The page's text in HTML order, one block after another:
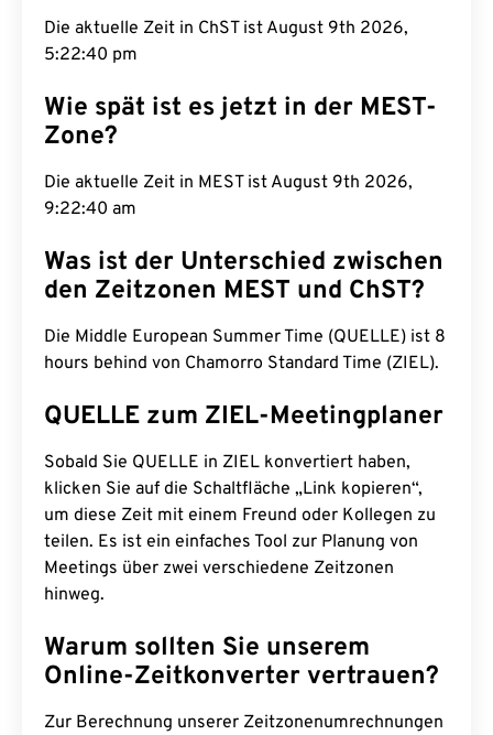
Die aktuelle Zeit in ChST ist August 9th 2026,
5:22:40 pm
Wie spät ist es jetzt in der MEST-
Zone?
Die aktuelle Zeit in MEST ist August 9th 2026,
9:22:40 am
Was ist der Unterschied zwischen
den Zeitzonen MEST und ChST?
Die Middle European Summer Time (QUELLE) ist 8
hours behind von Chamorro Standard Time (ZIEL).
QUELLE zum ZIEL-Meetingplaner
Sobald Sie QUELLE in ZIEL konvertiert haben,
klicken Sie auf die Schaltfläche „Link kopieren“,
um diese Zeit mit einem Freund oder Kollegen zu
teilen. Es ist ein einfaches Tool zur Planung von
Meetings über zwei verschiedene Zeitzonen
hinweg.
Warum sollten Sie unserem
Online-Zeitkonverter vertrauen?
Zur Berechnung unserer Zeitzonenumrechnungen